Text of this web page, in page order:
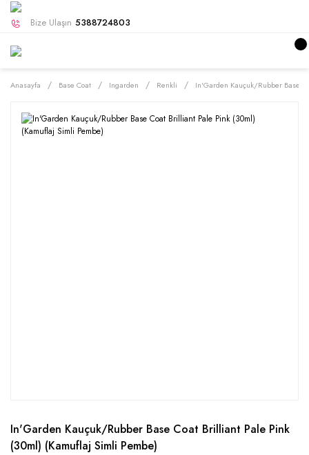
Bize Ulaşın 5388724803
Anasayfa Base Coat Ingarden Renkli In'Garden Kauçuk/Rubber Base
In'Garden Kauçuk/Rubber Base Coat Brilliant Pale Pink
(30ml) (Kamuflaj Simli Pembe)